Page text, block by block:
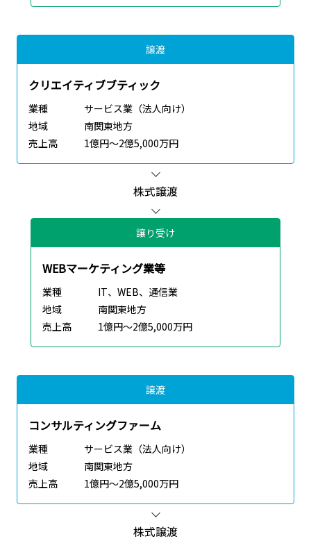
譲渡
クリエイティブブティック
業種
サービス業（法人向け）
地域
南関東地方
売上高
1億円～2億5,000万円
株式譲渡
譲り受け
WEBマーケティング業等
業種
IT、WEB、通信業
地域
南関東地方
売上高
1億円～2億5,000万円
譲渡
コンサルティングファーム
業種
サービス業（法人向け）
地域
南関東地方
売上高
1億円～2億5,000万円
株式譲渡